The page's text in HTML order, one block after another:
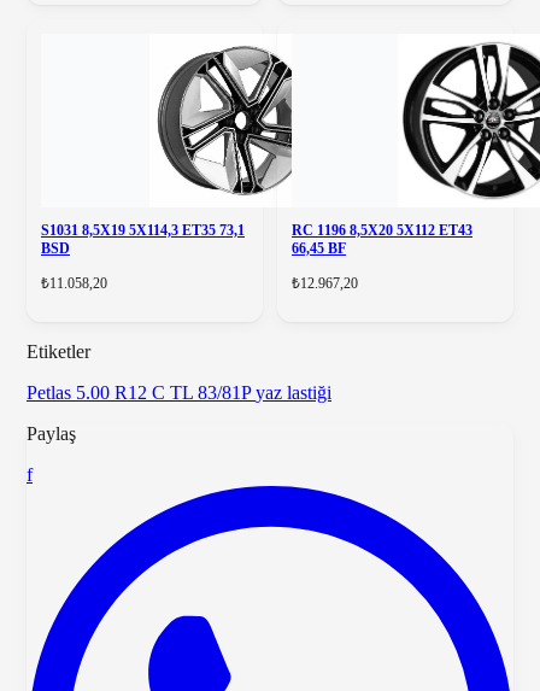
S1031 8,5X19 5X114,3 ET35 73,1
BSD
₺11.058,20
RC 1196 8,5X20 5X112 ET43
66,45 BF
₺12.967,20
Etiketler
Petlas 5.00 R12 C TL 83/81Pyaz lastiği
Paylaş
f